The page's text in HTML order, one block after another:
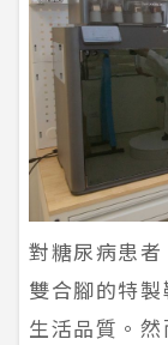
對糖尿病患
雙合腳的特
生活品質。